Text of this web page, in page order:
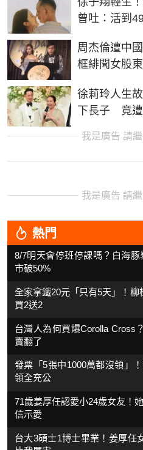
曾吐：活到
周杰倫遭中
框緋聞女股
徐莉玲人生
下長子 竟遭
我是廣告 請
我是廣告 請
熱門
8/7明天會停班停課嗎？白海
市破50%
全家拿鐵20元「只有5天」！
買2送2
台灣人為何買爆Corolla Cross
賣翻了
發票「5張中1000萬都沒領」
領全充公
71歲姜厚任認愛小24歲女友！
信示愛
台大3碩士1博士畢業！姜厚